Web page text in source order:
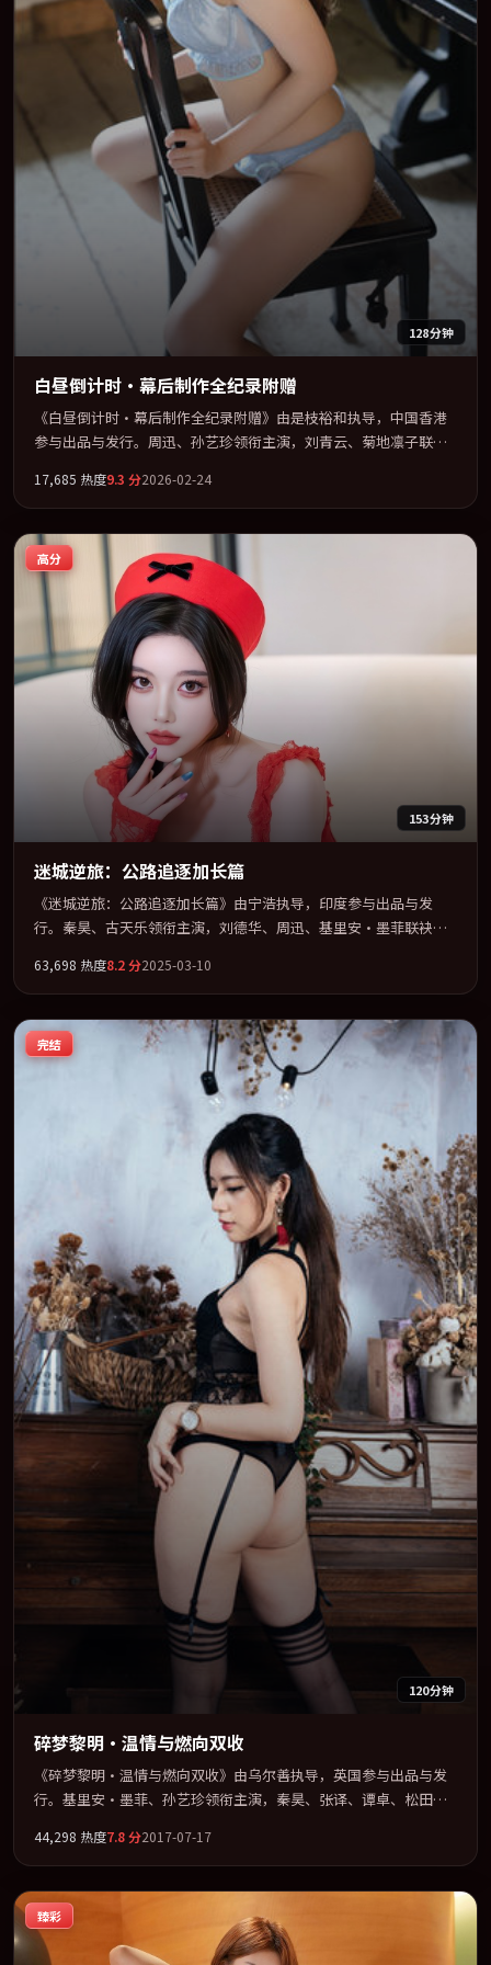
128分钟
白昼倒计时·幕后制作全纪录附赠
《白昼倒计时·幕后制作全纪录附赠》由是枝裕和执导，中国香港
参与出品与发行。周迅、孙艺珍领衔主演，刘青云、菊地凛子联袂
为骨架，在叙事、表演与视听上力求统一。定于 2026-11-14 在内地
院线及主流平台同步亮相，2026 年度话题片中口碑稳健，适合喜欢
强情节与人物弧光的观众完整观看。
17,685 热度9.3 分2026-02-24
高分
153分钟
迷城逆旅：公路追逐加长篇
《迷城逆旅：公路追逐加长篇》由宁浩执导，印度参与出品与发
行。秦昊、古天乐领衔主演，刘德华、周迅、基里安·墨菲联袂出
型为骨架，在叙事、表演与视听上力求统一。定于 2025-03-21 在内
地院线及主流平台同步亮相，2025 年度话题片中口碑稳健，适合喜
欢强情节与人物弧光的观众完整观看。
63,698 热度8.2分2025-03-10
完结
120分钟
碎梦黎明·温情与燃向双收
《碎梦黎明·温情与燃向双收》由乌尔善执导，英国参与出品与发
行。基里安·墨菲、孙艺珍领衔主演，秦昊、张译、谭卓、松田龙
以「喜剧」类型为骨架，在叙事、表演与视听上力求统一。定于
2017-08-01 在内地院线及主流平台同步亮相，2017 年度话题片中口
碑稳健，适合喜欢强情节与人物弧光的观众完整观看。
44,298 热度7.8分2017-07-17
臻彩